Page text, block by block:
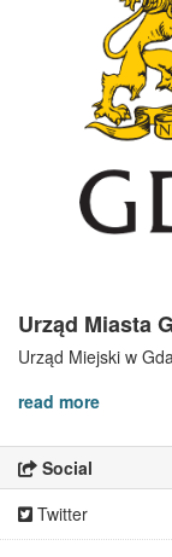
Urząd Miasta
Urząd Miejski w
read more
Social
Twitter